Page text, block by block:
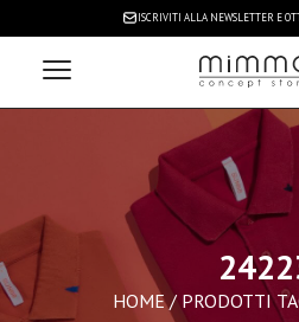
ISCRIVITI ALLA NEWSLETTER E
HOME/ PRODOTTI